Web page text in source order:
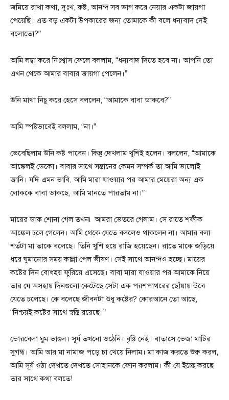
জমিয়ে রাখা কথা, দুঃখ, কষ্ট, আনন্দ সব ভাগ করে নেয়ার একটা জায়গা
পেয়েছি। এত বড় একটা উপকারের জন্য তোমাকে কী বলে ধন্যবাদ দেই
বলোতো?”
আমি লম্বা করে নিঃশ্বাস ফেলে বললাম, “ধন্যবাদ দিতে হবে না। আপনি তো
এখন থেকে আমার বাবার জায়গা পেলেন।”
উনি মাথা নিচু করে হেসে বললেন, “আমাকে বাবা ডাকবে?”
আমি স্পষ্টভাবেই বললাম, “না।”
ভেবেছিলাম উনি কষ্ট পাবেন। কিন্তু দেখলাম খুশিই হলেন। বললেন, “আমাকে
আঙ্কেলই ডেকো। বাবার সাথে সন্তানের কেমন সম্পর্ক তা আমি ভালোই
জানি। যদি এমন ভাবি, আমি মারা যাওয়ার পর আমার মেয়েরা অন্য এক
লোককে বাবা ডাকছে, আমি মানতে পারতাম না।”
মায়ের ডাক শোনা গেল তখন৷ আমরা ভেতরে গেলাম। সে রাতে শফীক
আঙ্কেল চলে গেলেন। আমি থেকে যেতে বললেও থাকলেন না। আমার বলা
শর্তটা মা তাকে বলেছে। তিনি খুশি হয়ে রাজি হয়েছেন। রাতে মাকে জড়িয়ে
ধরে ঘুমানোর সময় কান্না পেল ভীষণ। সেই সাথে আনন্দও হচ্ছে। মায়ের
কষ্টের দিন বোধহয় ফুরিয়ে এসেছে। বাবা মারা যাওয়ার পর আমাকে নিয়ে
তার যে অসহায় দিনগুলো কেটেছে সেটা এক পরশপাথরের ছোঁয়ায় উবে
যেতে চলেছে। কে বলেছে জীবনটা শুধু কষ্টের? কোরআনে তো আছে,
“নিশ্চয়ই কষ্টের সাথে স্বস্তি রয়েছে।”
ভোরবেলা ঘুম ভাঙল। সূর্য তখনো ওঠেনি। বৃষ্টি নেই। বাতাসে ভেজা মাটির
সুগন্ধ। আমি আর মা নামাজ পড়ে চা খেয়ে নিলাম। মা কাজ করতে শুরু করল,
আমি সূর্য ওঠা দেখতে দেখতে সোহানকে ফোন করলাম। কী যে ইচ্ছে করছে
তার সাথে কথা বলতে!